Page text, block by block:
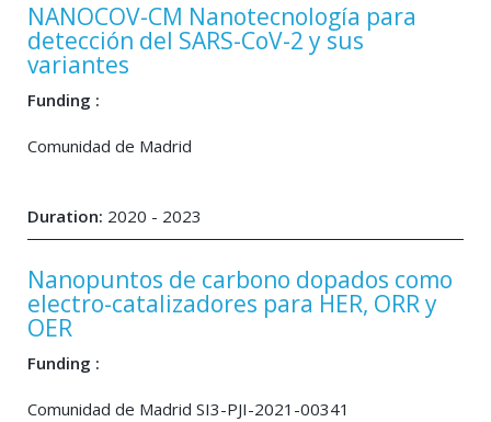
NANOCOV-CM Nanotecnología para
detección del SARS-CoV-2 y sus
variantes
Funding :
Comunidad de Madrid
Duration: 2020 - 2023
Nanopuntos de carbono dopados como
electro-catalizadores para HER, ORR y
OER
Funding :
Comunidad de Madrid SI3-PJI-2021-00341